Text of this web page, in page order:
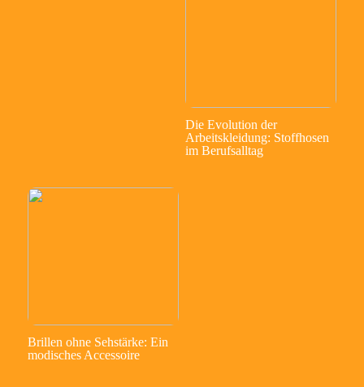
Die Evolution der
Arbeitskleidung: Stoffhosen
im Berufsalltag
Brillen ohne Sehstärke: Ein
modisches Accessoire